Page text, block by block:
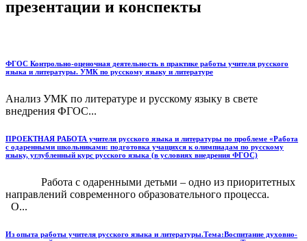
презентации и конспекты
ФГОС Контрольно-оценочная деятельность в практике работы учителя русского
языка и литературы. УМК по русскому языку и литературе
Анализ УМК по литературе и русскому языку в свете
внедрения ФГОС...
ПРОЕКТНАЯ РАБОТА учителя русского языка и литературы по проблеме «Работа
с одаренными школьниками: подготовка учащихся к олимпиадам по русскому
языку, углубленный курс русского языка (в условиях внедрения ФГОС)
Работа с одаренными детьми – одно из приоритетных
направлений современного образовательного процесса.
О...
Из опыта работы учителя русского языка и литературы.Тема:Воспитание духовно-